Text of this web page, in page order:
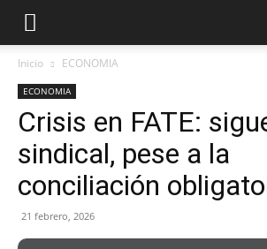
MUNICIPAL
Inicio ECONOMIA
ECONOMIA
Crisis en FATE:
sindical, pese a la
conciliación
21 febrero, 2026